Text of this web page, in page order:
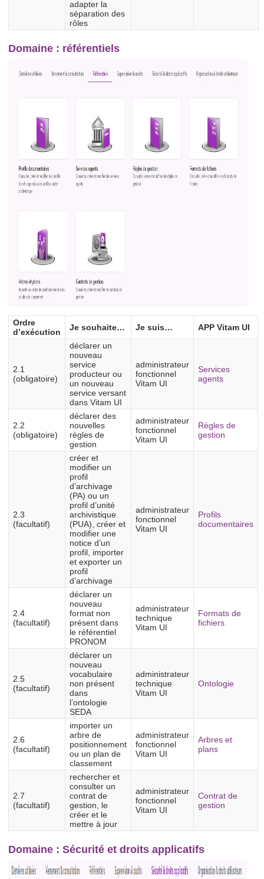
adapter la
séparation des
rôles
Domaine : référentiels
Ordre
d’exécution
Je souhaite… Je suis… APP Vitam UI
2.1
(obligatoire)
déclarer un
nouveau
service
producteur ou
un nouveau
service versant
dans Vitam UI
administrateur
fonctionnel
Vitam UI
Services
agents
2.2
(obligatoire)
déclarer des
nouvelles
règles de
gestion
administrateur
fonctionnel
Vitam UI
Règles de
gestion
2.3
(facultatif)
créer et
modifier un
profil
d’archivage
(PA) ou un
profil d’unité
archivistique
(PUA), créer et
modifier une
notice d’un
profil, importer
et exporter un
profil
d’archivage
administrateur
fonctionnel
Vitam UI
Profils
documentaires
2.4
(facultatif)
déclarer un
nouveau
format non
présent dans
le référentiel
PRONOM
administrateur
technique
Vitam UI
Formats de
fichiers
2.5
(facultatif)
déclarer un
nouveau
vocabulaire
non présent
dans
l’ontologie
SEDA
administrateur
technique
Vitam UI
Ontologie
2.6
(facultatif)
importer un
arbre de
positionnement
ou un plan de
classement
administrateur
fonctionnel
Vitam UI
Arbres et
plans
2.7
(facultatif)
rechercher et
consulter un
contrat de
gestion, le
créer et le
mettre à jour
administrateur
fonctionnel
Vitam UI
Contrat de
gestion
Domaine : Sécurité et droits applicatifs